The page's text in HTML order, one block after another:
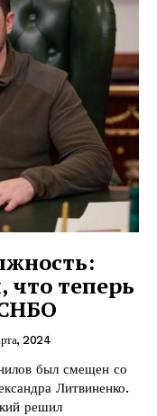
что теперь
2024
был смещен со
Литвиненко.
решил